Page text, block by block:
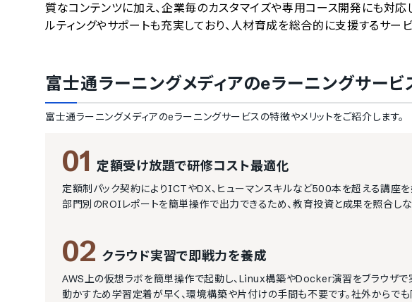
質なコンテンツに加え、企業毎のカスタマイズや専用コース開発にも対
ルティングやサポートも充実しており、人材育成を総合的に支援するサービ
富士通ラーニングメディアのeラーニングサービ
富士通ラーニングメディアのeラーニングサービスの特徴やメリットをご紹介します。
01 定額受け放題で研修コスト最適化
定額制パック契約によりICTやDX、ヒューマンスキルなど500本を超える講座
部門別のROIレポートを簡単操作で出力できるため、教育投資と成果を照合し
02 クラウド実習で即戦力を養成
AWS上の仮想ラボを簡単操作で起動し、Linux構築やDocker演習をブラウザで
動かすため学習定着が早く、環境構築や片付けの手間も不要です。社外からでも